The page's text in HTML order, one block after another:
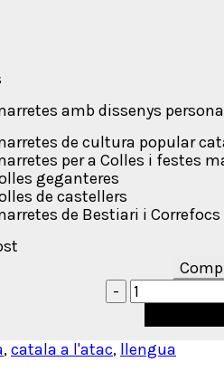
amb dissenys
de cultura popular
per a Colles i festes
geganteres
de castellers
de Bestiari i Correfocs
,catala a l'atac, llengua